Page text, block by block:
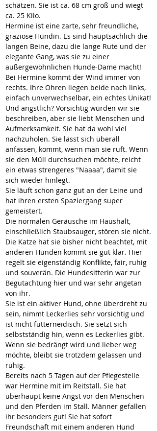
schätzen. Sie ist ca. 68 cm groß und wiegt
ca. 25 Kilo.
Hermine ist eine zarte, sehr freundliche,
graziöse Hündin. Es sind hauptsächlich die
langen Beine, dazu die lange Rute und der
elegante Gang, was sie zu einer
außergewöhnlichen Hunde-Dame macht!
Bei Hermine kommt der Wind immer von
rechts. Ihre Ohren liegen beide nach links,
einfach unverwechselbar, ein echtes Unikat!
Und ängstlich? Vorsichtig würden wir sie
beschreiben, aber sie liebt Menschen und
Aufmerksamkeit. Sie hat da wohl viel
nachzuholen. Sie lässt sich überall
anfassen, kommt, wenn man sie ruft. Wenn
sie den Müll durchsuchen möchte, reicht
ein etwas strengeres "Naaaa", damit sie
sich wieder hinlegt.
Sie läuft schon ganz gut an der Leine und
hat ihren ersten Spaziergang super
gemeistert.
Die normalen Geräusche im Haushalt,
einschließlich Staubsauger, stören sie nicht.
Die Katze hat sie bisher nicht beachtet, mit
anderen Hunden kommt sie gut klar. Hier
regelt sie eigenständig Konflikte, fair, ruhig
und souverän. Die Hundesitterin war zur
Begutachtung hier und war sehr angetan
von ihr.
Sie ist ein aktiver Hund, ohne überdreht zu
sein, nimmt Leckerlies sehr vorsichtig und
ist nicht futterneidisch. Sie setzt sich
selbstständig hin, wenn es Leckerlies gibt.
Wenn sie bedrängt wird und lieber weg
möchte, bleibt sie trotzdem gelassen und
ruhig.
Bereits nach 5 Tagen auf der Pflegestelle
war Hermine mit im Reitstall. Sie hat
überhaupt keine Angst vor den Menschen
und den Pferden im Stall. Männer gefallen
ihr besonders gut! Sie hat sofort
Freundschaft mit einem anderen Hund